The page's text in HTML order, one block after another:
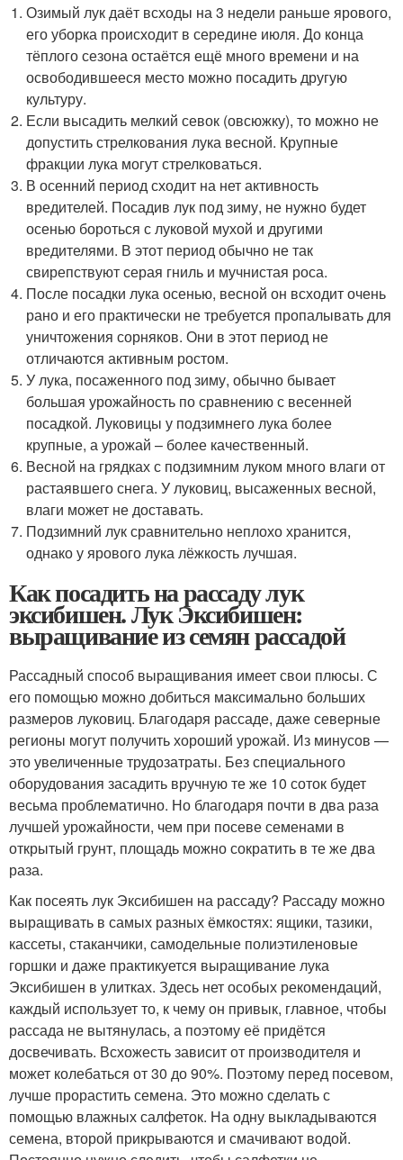
Озимый лук даёт всходы на 3 недели раньше ярового,
его уборка происходит в середине июля. До конца
тёплого сезона остаётся ещё много времени и на
освободившееся место можно посадить другую
культуру.
Если высадить мелкий севок (овсюжку), то можно не
допустить стрелкования лука весной. Крупные
фракции лука могут стрелковаться.
В осенний период сходит на нет активность
вредителей. Посадив лук под зиму, не нужно будет
осенью бороться с луковой мухой и другими
вредителями. В этот период обычно не так
свирепствуют серая гниль и мучнистая роса.
После посадки лука осенью, весной он всходит очень
рано и его практически не требуется пропалывать для
уничтожения сорняков. Они в этот период не
отличаются активным ростом.
У лука, посаженного под зиму, обычно бывает
большая урожайность по сравнению с весенней
посадкой. Луковицы у подзимнего лука более
крупные, а урожай – более качественный.
Весной на грядках с подзимним луком много влаги от
растаявшего снега. У луковиц, высаженных весной,
влаги может не доставать.
Подзимний лук сравнительно неплохо хранится,
однако у ярового лука лёжкость лучшая.
Как посадить на рассаду лук
эксибишен. Лук Эксибишен:
выращивание из семян рассадой
Рассадный способ выращивания имеет свои плюсы. С
его помощью можно добиться максимально больших
размеров луковиц. Благодаря рассаде, даже северные
регионы могут получить хороший урожай. Из минусов —
это увеличенные трудозатраты. Без специального
оборудования засадить вручную те же 10 соток будет
весьма проблематично. Но благодаря почти в два раза
лучшей урожайности, чем при посеве семенами в
открытый грунт, площадь можно сократить в те же два
раза.
Как посеять лук Эксибишен на рассаду? Рассаду можно
выращивать в самых разных ёмкостях: ящики, тазики,
кассеты, стаканчики, самодельные полиэтиленовые
горшки и даже практикуется выращивание лука
Эксибишен в улитках. Здесь нет особых рекомендаций,
каждый использует то, к чему он привык, главное, чтобы
рассада не вытянулась, а поэтому её придётся
досвечивать. Всхожесть зависит от производителя и
может колебаться от 30 до 90%. Поэтому перед посевом,
лучше прорастить семена. Это можно сделать с
помощью влажных салфеток. На одну выкладываются
семена, второй прикрываются и смачивают водой.